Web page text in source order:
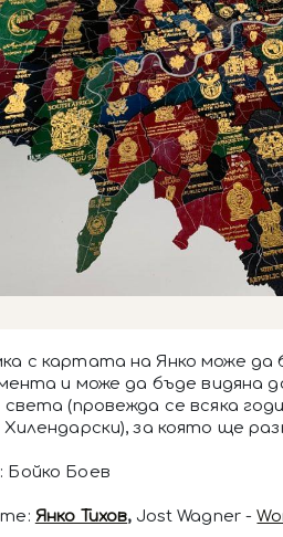
с картата на Янко може да
и може да бъде видяна
(провежда се всяка
за която ще
Боев
Янко Тихов, Jost Wagner -